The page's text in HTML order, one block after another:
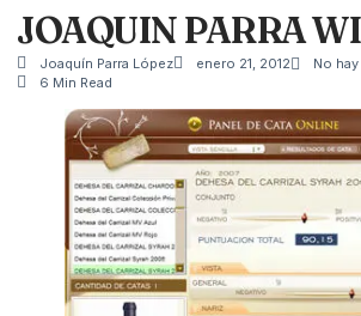
JOAQUIN PARRA
Joaquín Parra López enero 21, 2012
No
6 Min Read